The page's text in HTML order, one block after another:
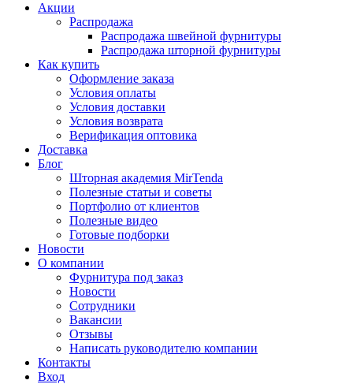
Акции
Распродажа
Распродажа швейной фурнитуры
Распродажа шторной фурнитуры
Как купить
Оформление заказа
Условия оплаты
Условия доставки
Условия возврата
Верификация оптовика
Доставка
Блог
Шторная академия MirTenda
Полезные статьи и советы
Портфолио от клиентов
Полезные видео
Готовые подборки
Новости
О компании
Фурнитура под заказ
Новости
Сотрудники
Вакансии
Отзывы
Написать руководителю компании
Контакты
Вход